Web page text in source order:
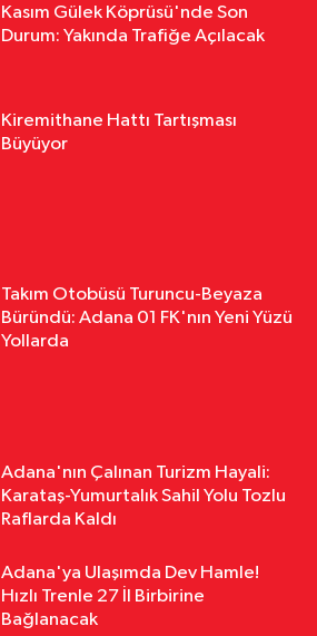
Kasım Gülek Köprüsü'nde Son
Durum: Yakında Trafiğe Açılacak
Kiremithane Hattı Tartışması
Büyüyor
Takım Otobüsü Turuncu-Beyaza
Büründü: Adana 01 FK'nın Yeni Yüzü
Yollarda
Adana'nın Çalınan Turizm Hayali:
Karataş-Yumurtalık Sahil Yolu Tozlu
Raflarda Kaldı
Adana'ya Ulaşımda Dev Hamle!
Hızlı Trenle 27 İl Birbirine
Bağlanacak